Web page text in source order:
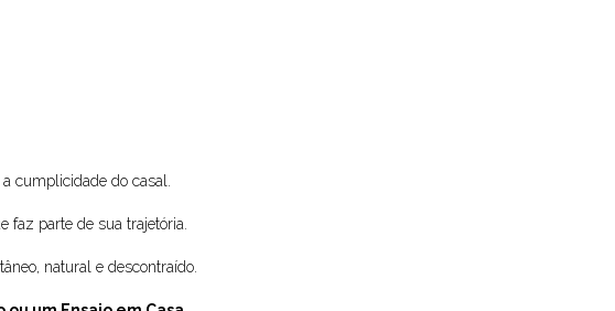
cumplicidade do casal.
faz parte de sua trajetória.
natural e descontraído.